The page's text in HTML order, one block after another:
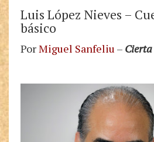
Luis López Nieves –
básico
PorMiguel Sanfeliu –